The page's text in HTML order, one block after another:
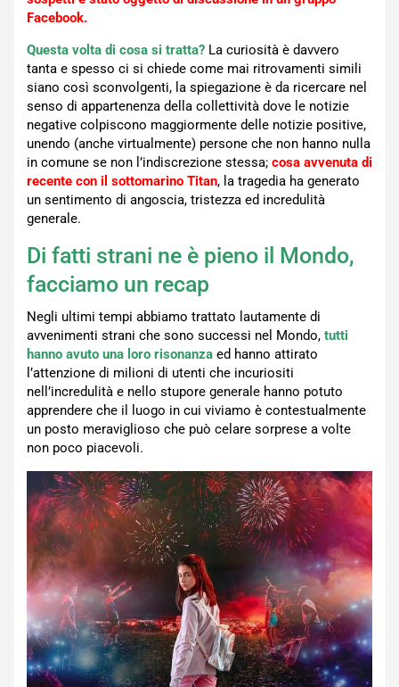
Facebook.
Questa volta di cosa si tratta? La curiosità è davvero
tanta e spesso ci si chiede come mai ritrovamenti simili
siano così sconvolgenti, la spiegazione è da ricercare nel
senso di appartenenza della collettività dove le notizie
negative colpiscono maggiormente delle notizie positive,
unendo (anche virtualmente) persone che non hanno nulla
in comune se non l’indiscrezione stessa; cosa avvenuta di
recente con il sottomarino Titan, la tragedia ha generato
un sentimento di angoscia, tristezza ed incredulità
generale.
Di fatti strani ne è pieno il Mondo,
facciamo un recap
Negli ultimi tempi abbiamo trattato lautamente di
avvenimenti strani che sono successi nel Mondo, tutti
hanno avuto una loro risonanza ed hanno attirato
l’attenzione di milioni di utenti che incuriositi
nell’incredulità e nello stupore generale hanno potuto
apprendere che il luogo in cui viviamo è contestualmente
un posto meraviglioso che può celare sorprese a volte
non poco piacevoli.